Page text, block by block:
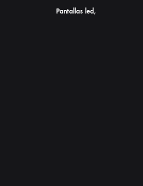
Pantallas led,